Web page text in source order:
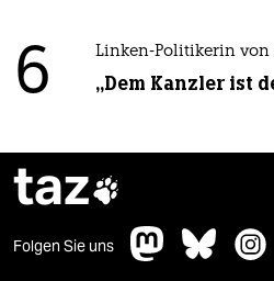
6 Linken-Politikerin von
„Dem Kanzler ist
taz
Folgen Sie uns